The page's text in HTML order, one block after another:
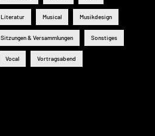
Literatur Musical Musikdesign
Sitzungen & Versammlungen Sonstiges
Vocal Vortragsabend